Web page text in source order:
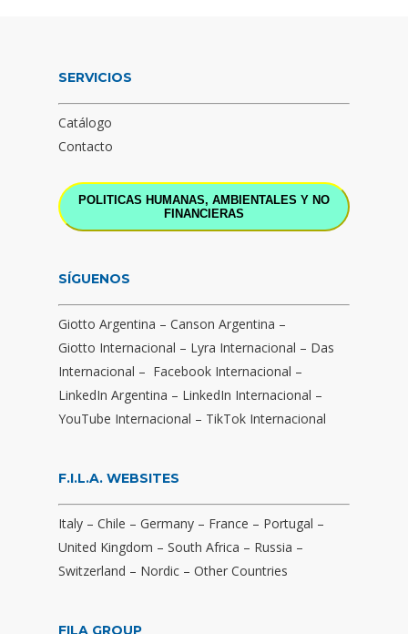
SERVICIOS
Catálogo
Contacto
POLITICAS HUMANAS, AMBIENTALES Y NO
FINANCIERAS
SÍGUENOS
Giotto Argentina – Canson Argentina –
Giotto Internacional – Lyra Internacional – Das
Internacional – Facebook Internacional –
LinkedIn Argentina – LinkedIn Internacional –
YouTube Internacional – TikTok Internacional
F.I.L.A. WEBSITES
Italy – Chile – Germany – France – Portugal –
United Kingdom – South Africa – Russia –
Switzerland – Nordic – Other Countries
FILA GROUP